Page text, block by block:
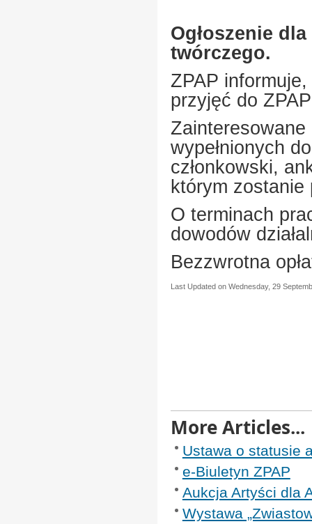
Ogłoszenie
twórczego.
ZPAP
przyjęć do
Zainteresowane
wypełnionych
członkowski,
którym zostanie
O terminach
dowodów
Bezzwrotna
Last Updated on Wednesday, 29
More Articles...
Ustawa o statusie
e-Biuletyn ZPAP
Aukcja Artyści dla
Wystawa